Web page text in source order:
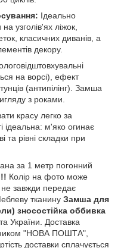
Ідеально
узголів'ях ліжок,
класичних диванів, а
декору.
на ворсі), ефект
(антипілінг). Замша
з роками.
красу легко за
ідеальна: м'яко огинає
та рівні складки при
за 1 метр погонний
Колір на фото може
не завжди передає
тканину Замша для
зносостійка оббивка
України. Доставка
"НОВА ПОШТА",
доставки сплачується